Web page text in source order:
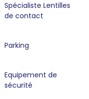
Spécialiste Lentilles
de contact
Parking
Equipement de
sécurité